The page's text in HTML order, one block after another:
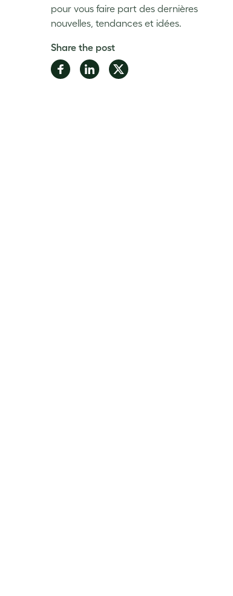
pour vous faire part des dernières
nouvelles, tendances et idées.
Share the post
Share Share Share